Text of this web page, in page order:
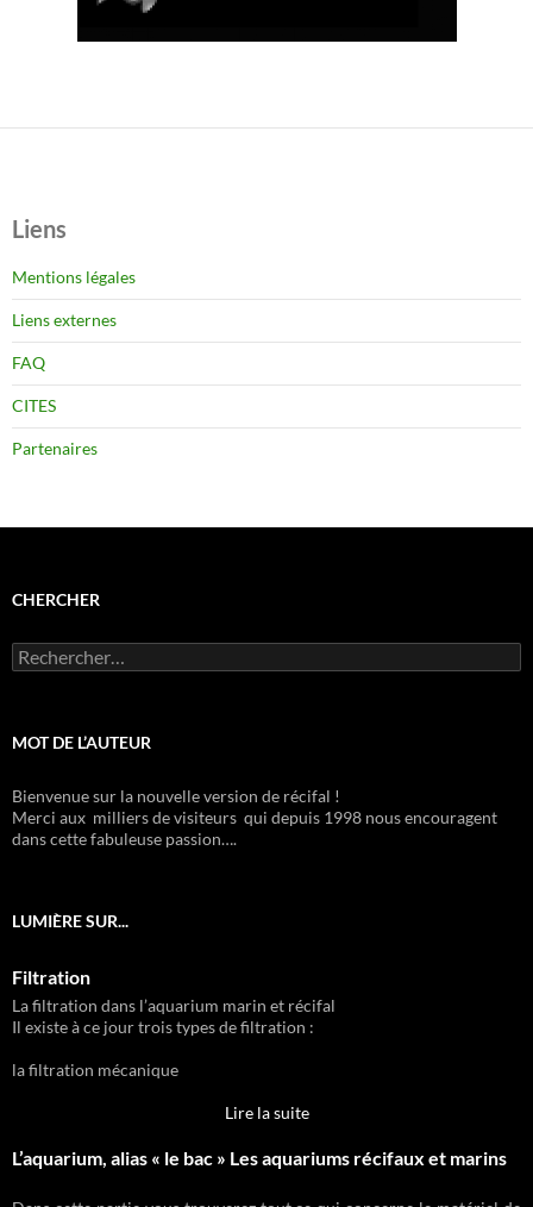
Liens
Mentions légales
Liens externes
FAQ
CITES
Partenaires
CHERCHER
Rechercher :
MOT DE L’AUTEUR
Bienvenue sur la nouvelle version de récifal !
Merci aux milliers de visiteurs qui depuis 1998 nous encouragent
dans cette fabuleuse passion….
LUMIÈRE SUR...
Filtration
La filtration dans l’aquarium marin et récifal
Il existe à ce jour trois types de filtration :
la filtration mécanique
Lire la suite
L’aquarium, alias « le bac » Les aquariums récifaux et marins